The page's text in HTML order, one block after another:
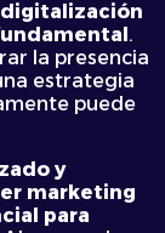
.
la presencia
estrategia
puede
y
marketing
para